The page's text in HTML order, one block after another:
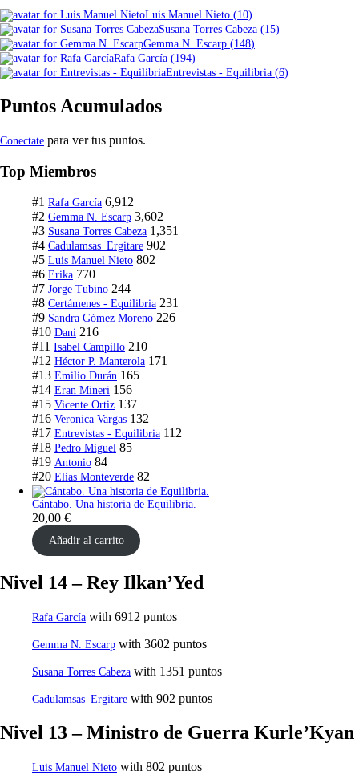
Luis Manuel Nieto (10)
Susana Torres Cabeza (15)
Gemma N. Escarp (148)
Rafa García (194)
Entrevistas - Equilibria (6)
Puntos Acumulados
Conectate para ver tus puntos.
Top Miembros
#1 Rafa García 6,912
#2 Gemma N. Escarp 3,602
#3 Susana Torres Cabeza 1,351
#4 Cadulamsas_Ergitare 902
#5 Luis Manuel Nieto 802
#6 Erika 770
#7 Jorge Tubino 244
#8 Certámenes - Equilibria 231
#9 Sandra Gómez Moreno 226
#10 Dani 216
#11 Isabel Campillo 210
#12 Héctor P. Manterola 171
#13 Emilio Durán 165
#14 Eran Mineri 156
#15 Vicente Ortiz 137
#16 Veronica Vargas 132
#17 Entrevistas - Equilibria 112
#18 Pedro Miguel 85
#19 Antonio 84
#20 Elías Monteverde 82
Cántabo. Una historia de Equilibria.
20,00 €
Añadir al carrito
Nivel 14 – Rey Ilkan’Yed
Rafa García with 6912 puntos
Gemma N. Escarp with 3602 puntos
Susana Torres Cabeza with 1351 puntos
Cadulamsas_Ergitare with 902 puntos
Nivel 13 – Ministro de Guerra Kurle’Kyan
Luis Manuel Nieto with 802 puntos